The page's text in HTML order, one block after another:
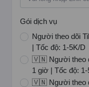
Gói dịch vụ
Người theo dõi
| Tốc độ: 1-5K/D
🇻🇳 Người theo
1 giờ | Tốc độ: 1-
🇻🇳 Người theo